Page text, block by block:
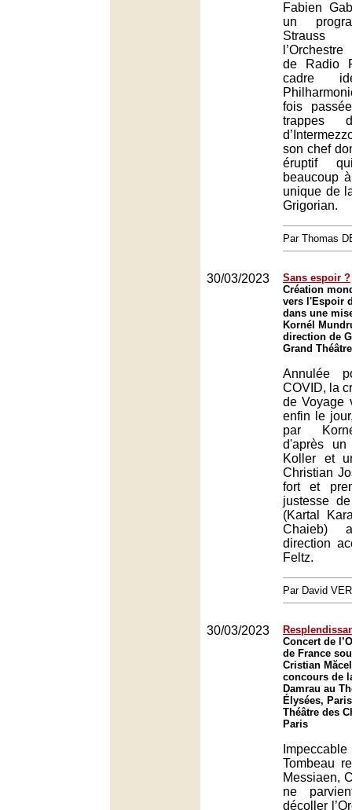
Fabien
un
de Radio
cadre
fois
trappes
son chef
éruptif
beaucoup
unique de
Grigorian.
Par Thomas
30/03/2023
Sans espoir ?
Création
vers l'Espoir
dans une
Kornél
direction de
Grand
Annulée
COVID, la
de Voyage
enfin le
par
d'après
Koller et
Christian
fort et
justesse
(Kartal
Chaieb)
direction
Feltz.
Par David
30/03/2023
Concert de
de France
Cristian
concours de
Damrau au
Élysées,
Théâtre des
Paris
Tombeau
Messiaen,
ne
décoller